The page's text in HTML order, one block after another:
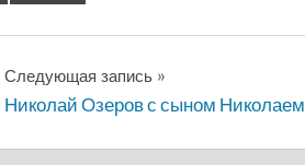
Следующая запись
Николай Озеров с сыном Николаем